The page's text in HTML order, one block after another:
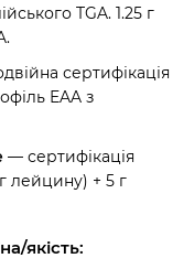
TGA. 1.25 г
сертифікація
EAA з
— сертифікація
лейцину) + 5 г
якість: